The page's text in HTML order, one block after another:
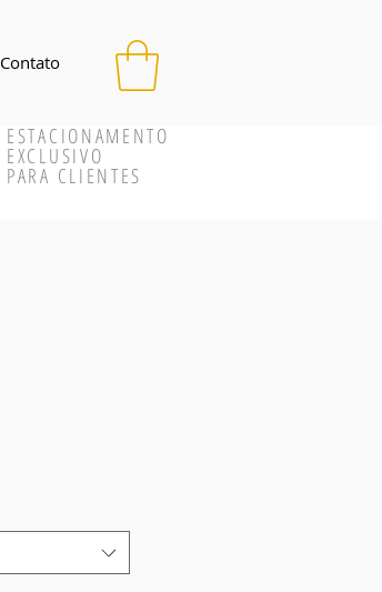
Contato
ESTACIONAMENTO
EXCLUSIVO
PARA CLIENTES